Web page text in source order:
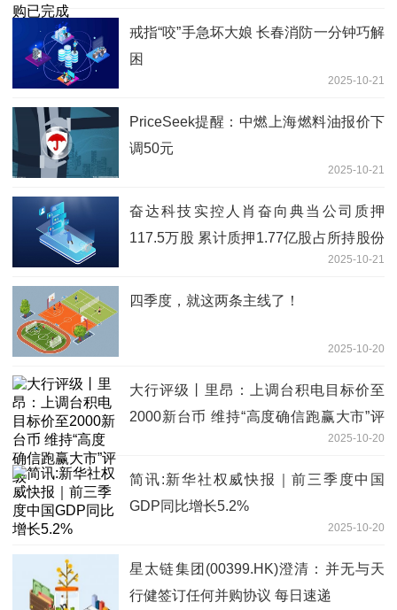
戒指“咬”手急坏大娘 长春消防一分钟巧解
困
2025-10-21
PriceSeek提醒：中燃上海燃料油报价下
调50元
2025-10-21
奋达科技实控人肖奋向典当公司质押
117.5万股 累计质押1.77亿股占所持股份
2025-10-21
四季度，就这两条主线了！
2025-10-20
大行评级丨里昂：上调台积电目标价至
2000新台币 维持“高度确信跑赢大市”评
2025-10-20
简讯:新华社权威快报｜前三季度中国
GDP同比增长5.2%
2025-10-20
星太链集团(00399.HK)澄清：并无与天
行健签订任何并购协议 每日速递